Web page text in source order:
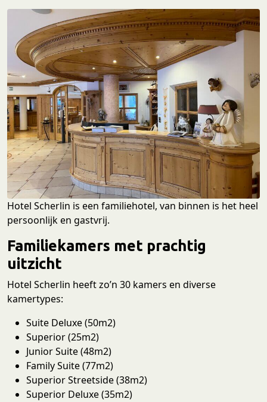
Hotel Scherlin is een familiehotel, van binnen is het heel
persoonlijk en gastvrij.
Familiekamers met prachtig
uitzicht
Hotel Scherlin heeft zo’n 30 kamers en diverse
kamertypes:
Suite Deluxe (50m2)
Superior (25m2)
Junior Suite (48m2)
Family Suite (77m2)
Superior Streetside (38m2)
Superior Deluxe (35m2)